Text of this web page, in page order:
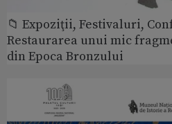
📁 Expoziţii, Festivaluri,
Restaurarea unui mic
din Epoca Bronzului